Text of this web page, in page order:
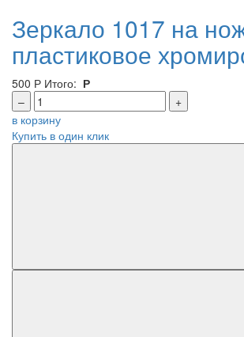
Зеркало 1017 на
пластиковое
500 Р Итого: Р
–
+
в корзину
Купить в один клик